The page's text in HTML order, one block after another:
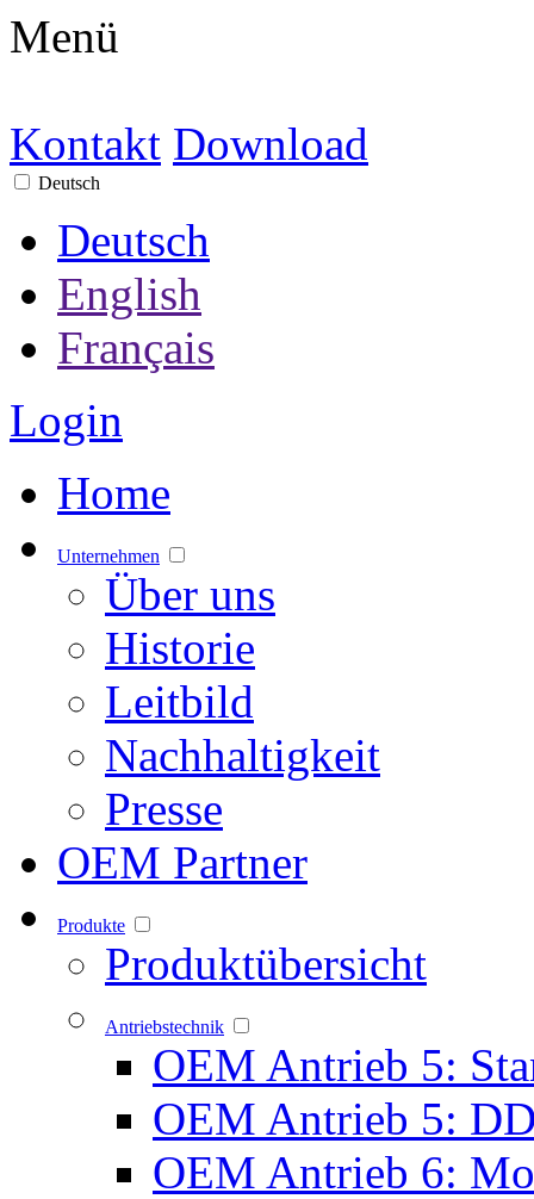
Menü
Kontakt Download
Deutsch
Deutsch
English
Français
Login
Home
Unternehmen
Über uns
Historie
Leitbild
Nachhaltigkeit
Presse
OEM Partner
Produkte
Produktübersicht
Antriebstechnik
OEM Antrieb 5:
OEM Antrieb 5:
OEM Antrieb 6: